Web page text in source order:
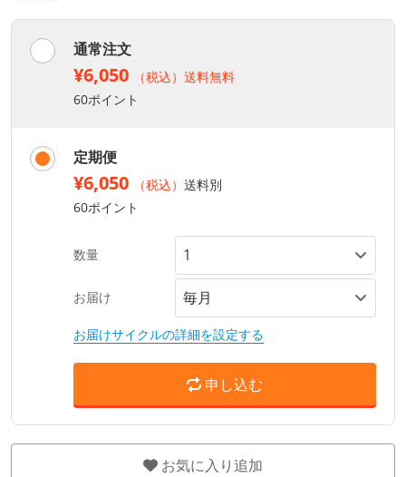
通常注文
¥6,050
（税込）送料無料
60ポイント
定期便
¥6,050 （税込） 送料別
60ポイント
数量
お届け
お届けサイクルの詳細を設定する
申し込む
お気に入り追加